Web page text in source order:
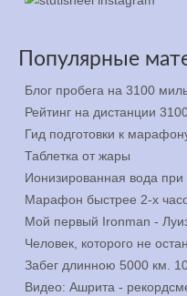
Популярные
Блог пробега на 3100
Рейтинг на дистанции
Гид подготовки к
Таблетка от жары
Ионизированная вода при
Марафон быстрее 2-х
Мой первый Ironman -
Человек, которого не
Забег длинною 5000 км.
Видео: Ашрита -